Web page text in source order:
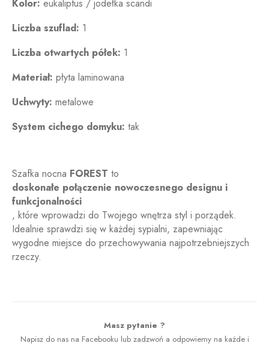
Kolor: eukaliptus / jodełka scandi
Liczba szuflad: 1
Liczba otwartych półek: 1
Materiał: płyta laminowana
Uchwyty: metalowe
System cichego domyku: tak
Szafka nocna FOREST to
doskonałe połączenie nowoczesnego designu i
funkcjonalności
, które wprowadzi do Twojego wnętrza styl i porządek.
Idealnie sprawdzi się w każdej sypialni, zapewniając
wygodne miejsce do przechowywania najpotrzebniejszych
rzeczy.
Masz pytanie ?
Napisz do nas na Facebooku lub zadzwoń a odpowiemy na każde i